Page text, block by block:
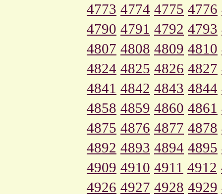
4773 4774 4775 4776
4790 4791 4792 4793
4807 4808 4809 4810
4824 4825 4826 4827
4841 4842 4843 4844
4858 4859 4860 4861
4875 4876 4877 4878
4892 4893 4894 4895
4909 4910 4911 4912
4926 4927 4928 4929